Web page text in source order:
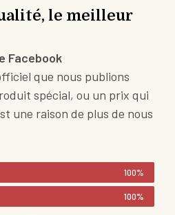
le meilleur
Facebook
que nous publions
spécial, ou un prix qui
une raison de plus de nous
100%
100%